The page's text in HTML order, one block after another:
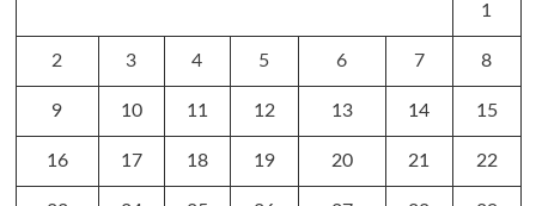
1
2 3 4 5 6 7 8
9 10 11 12 13 14 15
16 17 18 19 20 21 22